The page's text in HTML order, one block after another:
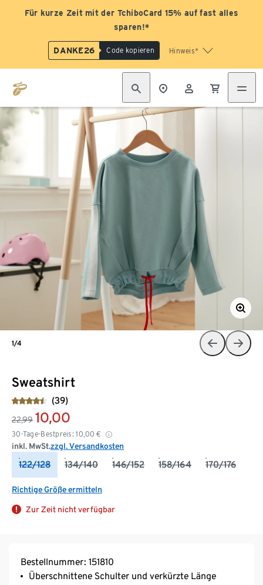
Für kurze Zeit mit der TchiboCard 15% auf fast alles
sparen!*
DANKE26 Code kopieren Hinweis*
Sweatshirt
(39)
22,99 10,00
30-Tage-Bestpreis: 10,00 €
inkl. MwSt.zzgl. Versandkosten
122/128 134/140 146/152 158/164 170/176
Richtige Größe ermitteln
Zur Zeit nicht verfügbar
1/4
Bestellnummer: 151810
Überschnittene Schulter und verkürzte Länge